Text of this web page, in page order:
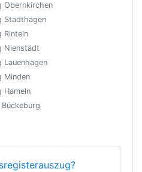
Obernkirchen
Stadthagen
Rinteln
Nienstädt
Lauenhagen
Minden
Hameln